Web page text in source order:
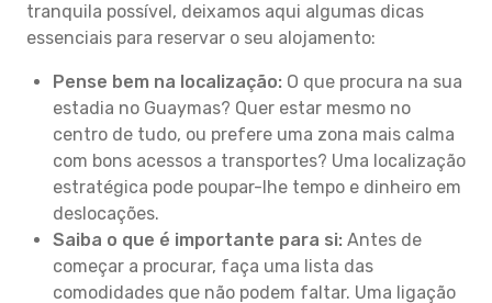
tranquila possível, deixamos aqui algumas dicas
essenciais para reservar o seu alojamento:
Pense bem na localização: O que procura na sua
estadia no Guaymas? Quer estar mesmo no
centro de tudo, ou prefere uma zona mais calma
com bons acessos a transportes? Uma localização
estratégica pode poupar-lhe tempo e dinheiro em
deslocações.
Saiba o que é importante para si: Antes de
começar a procurar, faça uma lista das
comodidades que não podem faltar. Uma ligação